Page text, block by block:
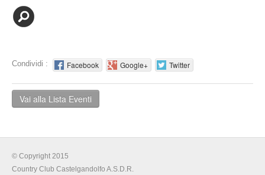
Condividi : Facebook Google+ Twitter
Vai alla Lista Eventi
© Copyright 2015
Country Club Castelgandolfo A.S.D.R.